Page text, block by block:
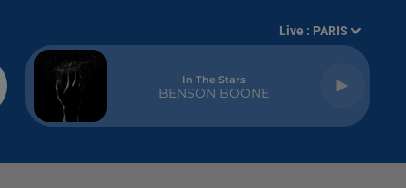
Live : PARIS
In The Stars
BENSON BOONE